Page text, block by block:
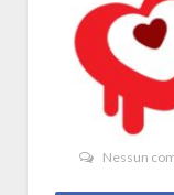
Nessun